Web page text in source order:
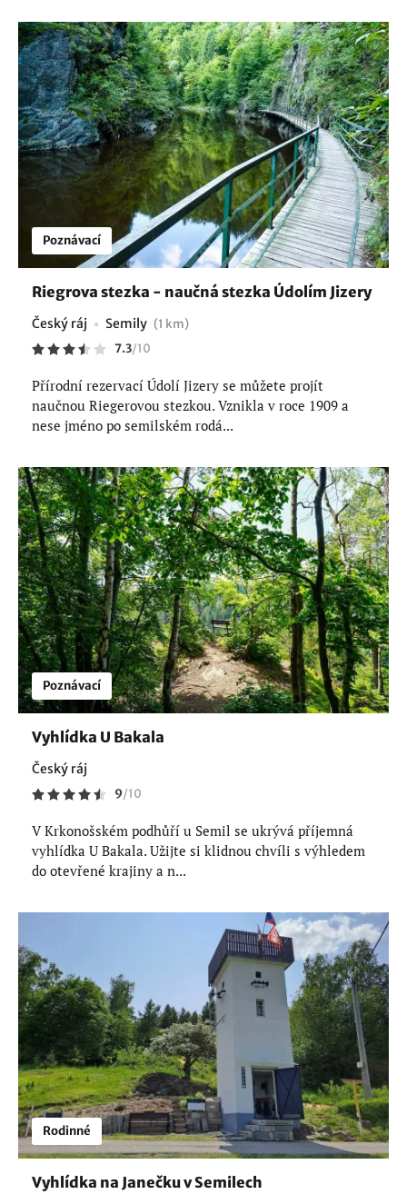
Poznávací
Riegrova stezka - naučná stezka Údolím Jizery
Český ráj Semily (1 km)
7.3/10
Přírodní rezervací Údolí Jizery se můžete projít
naučnou Riegerovou stezkou. Vznikla v roce 1909 a
nese jméno po semilském rodá...
Poznávací
Vyhlídka U Bakala
Český ráj
9/10
V Krkonošském podhůří u Semil se ukrývá příjemná
vyhlídka U Bakala. Užijte si klidnou chvíli s výhledem
do otevřené krajiny a n...
Rodinné
Vyhlídka na Janečku v Semilech